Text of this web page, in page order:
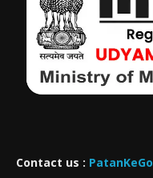
Contact us :